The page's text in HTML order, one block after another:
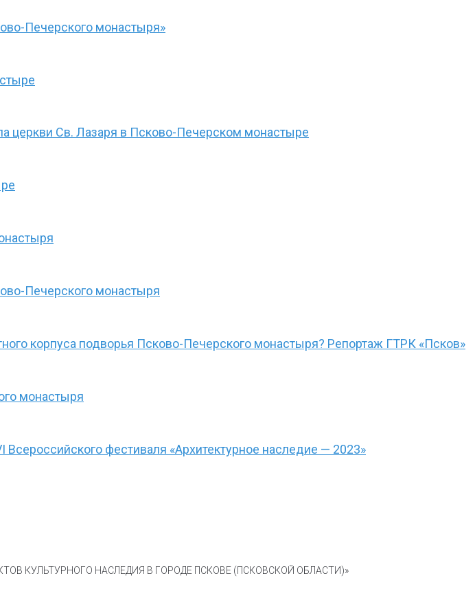
Печерского монастыря»
церкви Св. Лазаря в Псково-Печерском монастыре
Печерского монастыря
корпуса подворья Псково-Печерского монастыря? Репортаж ГТРК «Псков»
монастыря
фестиваля «Архитектурное наследие — 2023»
КУЛЬТУРНОГО НАСЛЕДИЯ В ГОРОДЕ ПСКОВЕ (ПСКОВСКОЙ ОБЛАСТИ)»